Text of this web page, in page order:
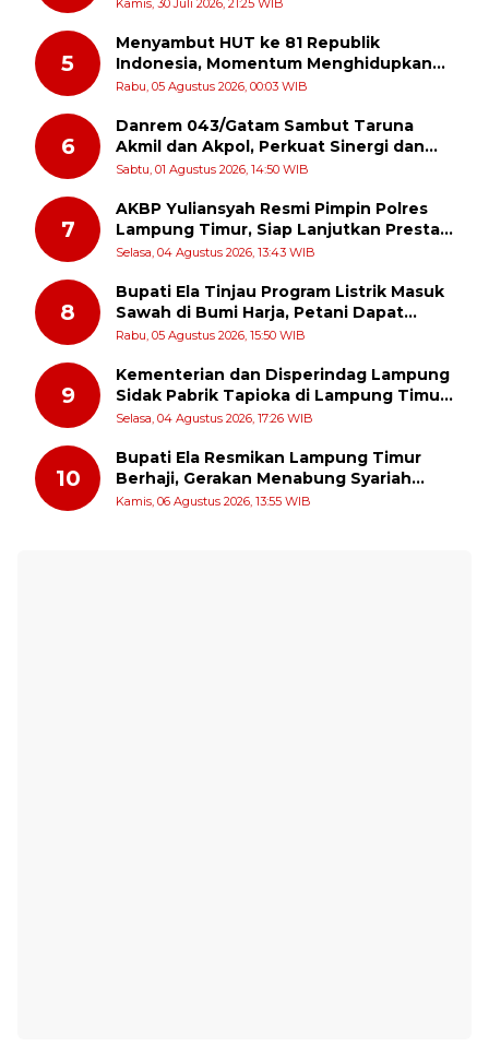
Kamis, 30 Juli 2026, 21:25 WIB
5
Menyambut HUT ke 81 Republik
Indonesia, Momentum Menghidupkan
Kembali Semangat Juang Para Pahlawan
Rabu, 05 Agustus 2026, 00:03 WIB
6
Danrem 043/Gatam Sambut Taruna
Akmil dan Akpol, Perkuat Sinergi dan
Pengabdian untuk Masyarakat
Sabtu, 01 Agustus 2026, 14:50 WIB
7
AKBP Yuliansyah Resmi Pimpin Polres
Lampung Timur, Siap Lanjutkan Prestasi
Gemilang AKBP Heti Patmawati
Selasa, 04 Agustus 2026, 13:43 WIB
8
Bupati Ela Tinjau Program Listrik Masuk
Sawah di Bumi Harja, Petani Dapat
Subsidi Pemasangan KWH
Rabu, 05 Agustus 2026, 15:50 WIB
9
Kementerian dan Disperindag Lampung
Sidak Pabrik Tapioka di Lampung Timur,
PPUKI Apresiasi Langkah Pengawasan
Selasa, 04 Agustus 2026, 17:26 WIB
10
Bupati Ela Resmikan Lampung Timur
Berhaji, Gerakan Menabung Syariah
untuk Wujudkan Impian ke Tanah Suci
Kamis, 06 Agustus 2026, 13:55 WIB